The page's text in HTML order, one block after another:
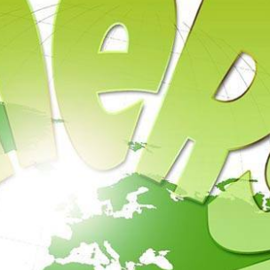
Weihnachtsgrüsse
Hundeverein News